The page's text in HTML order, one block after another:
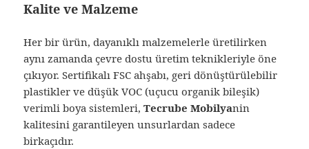
Kalite ve Malzeme
Her bir ürün, dayanıklı malzemelerle üretilirken
aynı zamanda çevre dostu üretim teknikleriyle öne
çıkıyor. Sertifikalı FSC ahşabı, geri dönüştürülebilir
plastikler ve düşük VOC (uçucu organik bileşik)
verimli boya sistemleri,Tecrube Mobilyanin
kalitesini garantileyen unsurlardan sadece
birkaçıdır.